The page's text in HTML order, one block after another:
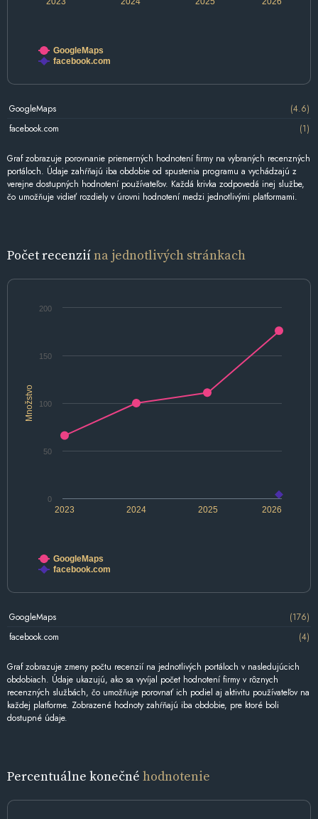
GoogleMaps
facebook.com
GoogleMaps
(4.6)
facebook.com
(1)
Graf zobrazuje porovnanie priemerných hodnotení firmy na vybraných recenzných
portáloch. Údaje zahŕňajú iba obdobie od spustenia programu a vychádzajú z
verejne dostupných hodnotení používateľov. Každá krivka zodpovedá inej službe,
čo umožňuje vidieť rozdiely v úrovni hodnotení medzi jednotlivými platformami.
Počet recenziína jednotlivých stránkach
Množstvo
2024 2026
2023 2025
0
50
100
150
200
GoogleMaps
facebook.com
GoogleMaps
(176)
facebook.com
(4)
Graf zobrazuje zmeny počtu recenzií na jednotlivých portáloch v nasledujúcich
obdobiach. Údaje ukazujú, ako sa vyvíjal počet hodnotení firmy v rôznych
recenzných službách, čo umožňuje porovnať ich podiel aj aktivitu používateľov na
každej platforme. Zobrazené hodnoty zahŕňajú iba obdobie, pre ktoré boli
dostupné údaje.
Percentuálne konečné hodnotenie